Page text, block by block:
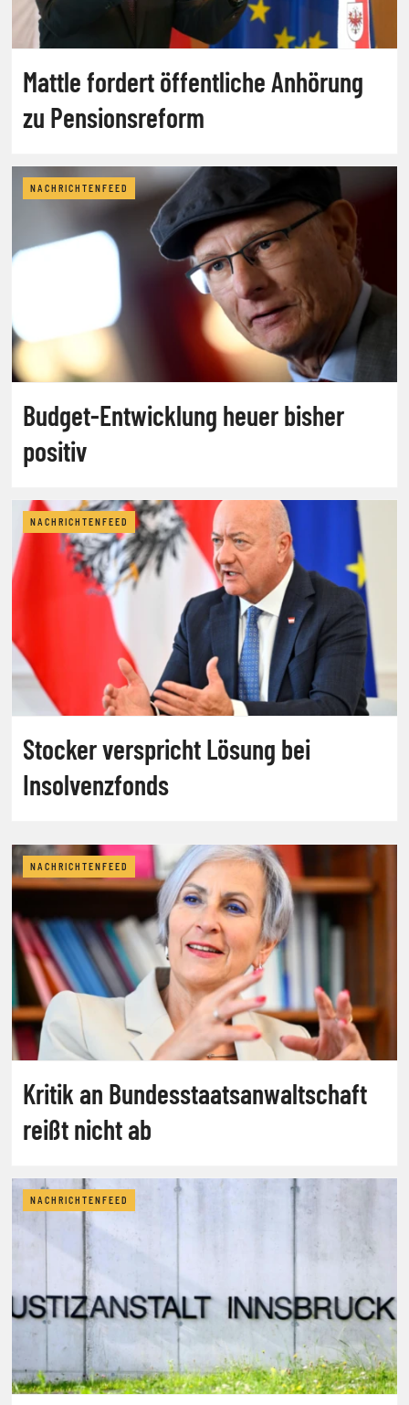
Mattle fordert öffentliche Anhörung
zu Pensionsreform
NACHRICHTENFEED
Budget-Entwicklung heuer bisher
positiv
NACHRICHTENFEED
Stocker verspricht Lösung bei
Insolvenzfonds
NACHRICHTENFEED
Kritik an Bundesstaatsanwaltschaft
reißt nicht ab
NACHRICHTENFEED